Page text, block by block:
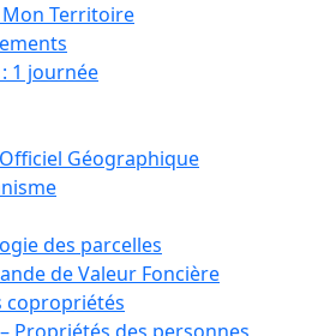
Territoire
1 journée
Officiel Géographique
des parcelles
de Valeur Foncière
copropriétés